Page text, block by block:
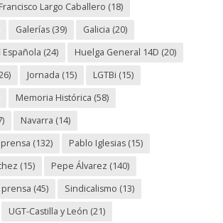
Largo Caballero (18)
Galerías(39) Galicia (20)
Española (24) Huelga General 14D (20)
Jornada (15) LGTBi (15)
Memoria Histórica (58)
Navarra (14)
(132) Pablo Iglesias(15)
(15) Pepe Álvarez (140)
(45) Sindicalismo (13)
UGT-Castilla y León (21)